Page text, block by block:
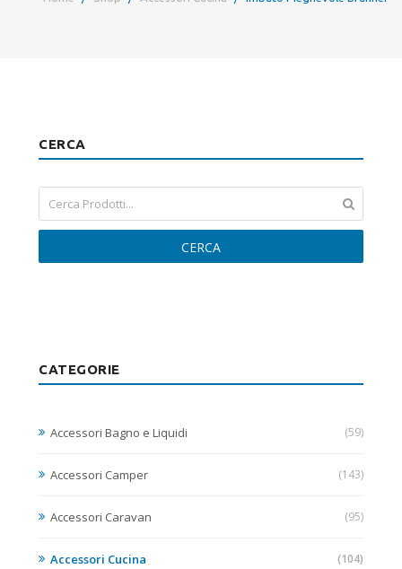
CERCA
CERCA
CATEGORIE
Accessori Bagno e Liquidi (59)
Accessori Camper (143)
Accessori Caravan (95)
Accessori Cucina (104)